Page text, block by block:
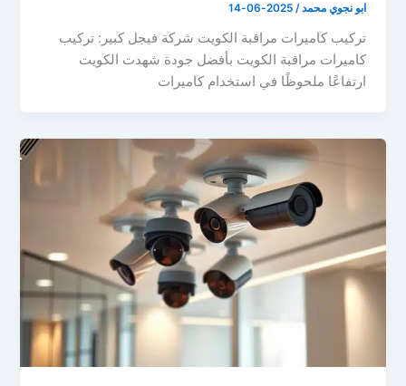
ابو نجوي محمد/
2025-06-14
تركيب كاميرات مراقبة الكويت شركة فيجل كبير: تركيب
كاميرات مراقبة الكويت بأفضل جودة شهدت الكويت
ارتفاعًا ملحوظًا في استخدام كاميرات